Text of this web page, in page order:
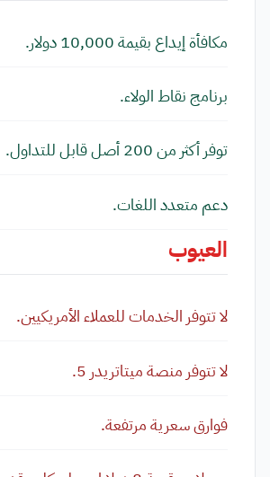
مكافأة إيداع بقيمة 10,000 دولار.
برنامج نقاط الولاء.
توفر أكثر من 200 أصل قابل للتداول.
دعم متعدد اللغات.
العيوب
لا تتوفر الخدمات للعملاء الأمريكيين.
لا تتوفر منصة ميتاتريدر 5.
فوارق سعرية مرتفعة.